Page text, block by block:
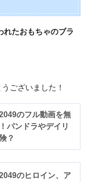
れたおもちゃのブラ
ございました！
のフル動画を無
パンドラやデイリ
？
のヒロイン、ア